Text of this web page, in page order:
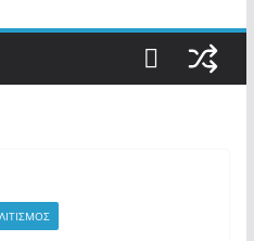
του Μαξίμου σε
τσουνάμι σαρώνει την
(φωτο)